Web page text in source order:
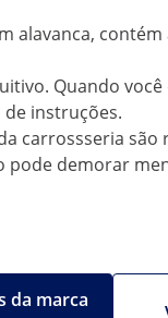
alavanca,
Quando
instruções.
carrossseria
demorar
da marca